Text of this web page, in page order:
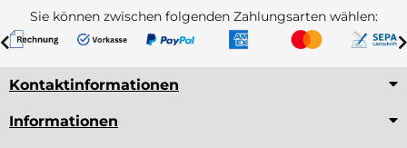
Sie können zwischen folgenden Zahlungsarten wählen:
Kontaktinformationen
Informationen